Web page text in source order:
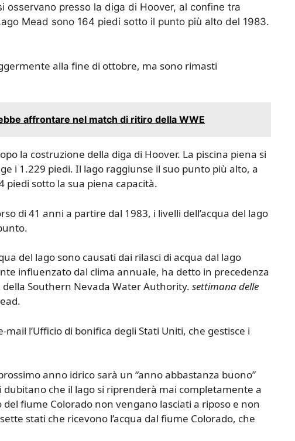
osservano presso la diga di Hoover, al confine tra
Mead sono 164 piedi sotto il punto più alto del 1983.
alla fine di ottobre, ma sono rimasti
affrontare nel match di ritiro della WWE
la costruzione della diga di Hoover. La piscina piena si
i 1.229 piedi. Il lago raggiunse il suo punto più alto, a
piedi sotto la sua piena capacità.
di 41 anni a partire dal 1983, i livelli dell’acqua del lago
del lago sono causati dai rilasci di acqua dal lago
influenzato dal clima annuale, ha detto in precedenza
Southern Nevada Water Authority. settimana delle
l’Ufficio di bonifica degli Stati Uniti, che gestisce i
anno idrico sarà un “anno abbastanza buono”
che il lago si riprenderà mai completamente a
fiume Colorado non vengano lasciati a riposo e non
stati che ricevono l’acqua dal fiume Colorado, che